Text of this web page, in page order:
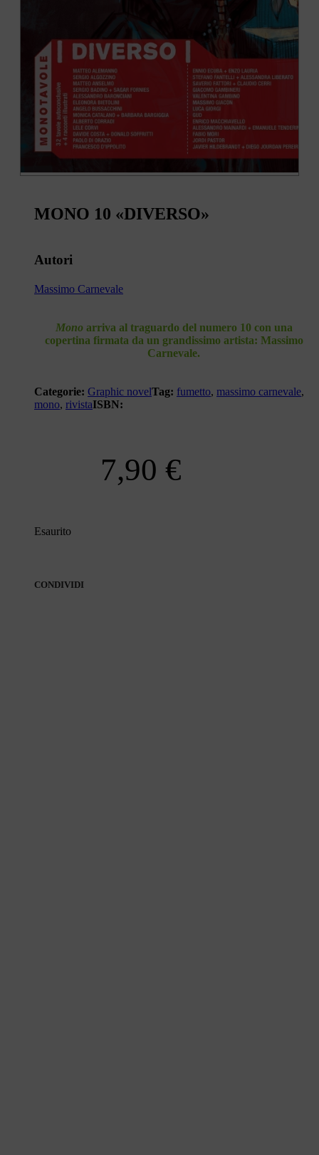
MONO 10 «DIVERSO»
Autori
Massimo Carnevale
Monoarriva al traguardo del numero 10con una
copertina firmata da un grandissimo artista: Massimo
Carnevale.
Categorie: Graphic novelTag: fumetto, massimo carnevale,
mono, rivistaISBN:
7,90 €
Esaurito
CONDIVIDI